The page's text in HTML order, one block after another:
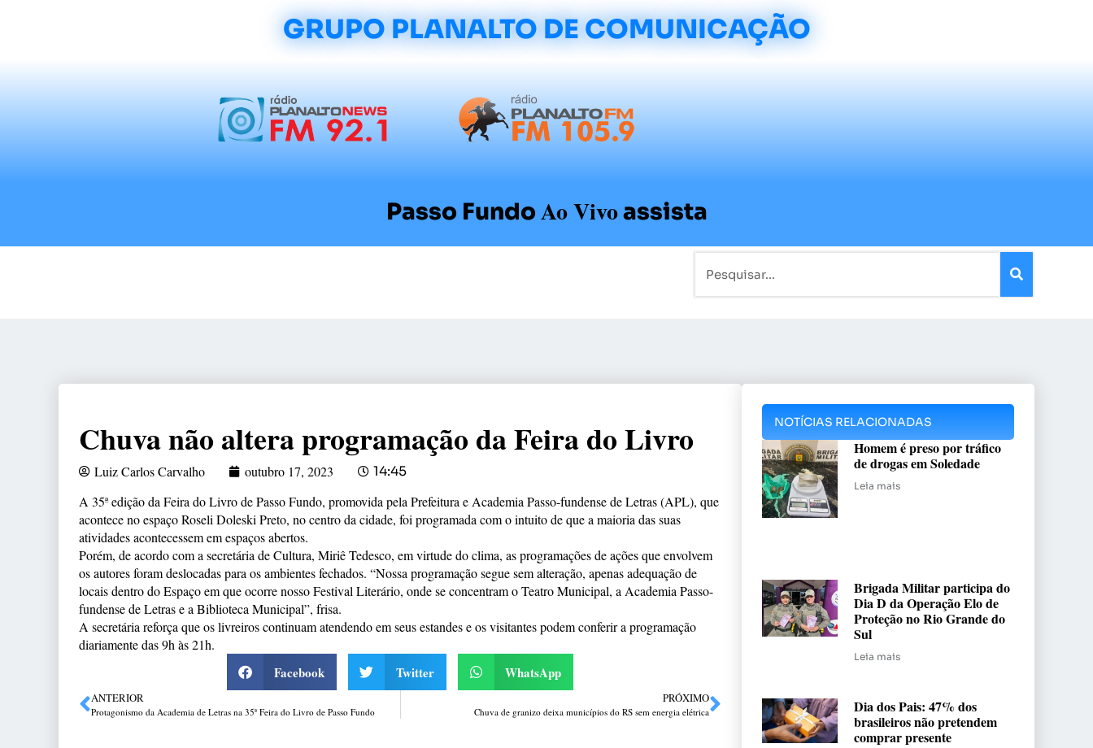
GRUPO PLANALTO DE COMUNICAÇÃO
Passo FundoAo Vivoassista
Chuva não altera programação da Feira do Livro
Luiz Carlos Carvalho outubro 17, 2023
14:45
A 35ª edição da Feira do Livro de Passo Fundo, promovida pela Prefeitura e Academia Passo-fundense de Letras (APL), que
acontece no espaço Roseli Doleski Preto, no centro da cidade, foi programada com o intuito de que a maioria das suas
atividades acontecessem em espaços abertos.
Porém, de acordo com a secretária de Cultura, Miriê Tedesco, em virtude do clima, as programações de ações que envolvem
os autores foram deslocadas para os ambientes fechados. “Nossa programação segue sem alteração, apenas adequação de
locais dentro do Espaço em que ocorre nosso Festival Literário, onde se concentram o Teatro Municipal, a Academia Passo-
fundense de Letras e a Biblioteca Municipal”, frisa.
A secretária reforça que os livreiros continuam atendendo em seus estandes e os visitantes podem conferir a programação
diariamente das 9h às 21h.
Facebook Twitter WhatsApp
ANTERIOR
Protagonismo da Academia de Letras na 35ª Feira do Livro de Passo Fundo
PRÓXIMO
Chuva de granizo deixa municípios do RS sem energia elétrica
NOTÍCIAS RELACIONADAS
Homem é preso por tráfico
de drogas em Soledade
Leia mais
Brigada Militar participa do
Dia D da Operação Elo de
Proteção no Rio Grande do
Sul
Leia mais
Dia dos Pais: 47% dos
brasileiros não pretendem
comprar presente